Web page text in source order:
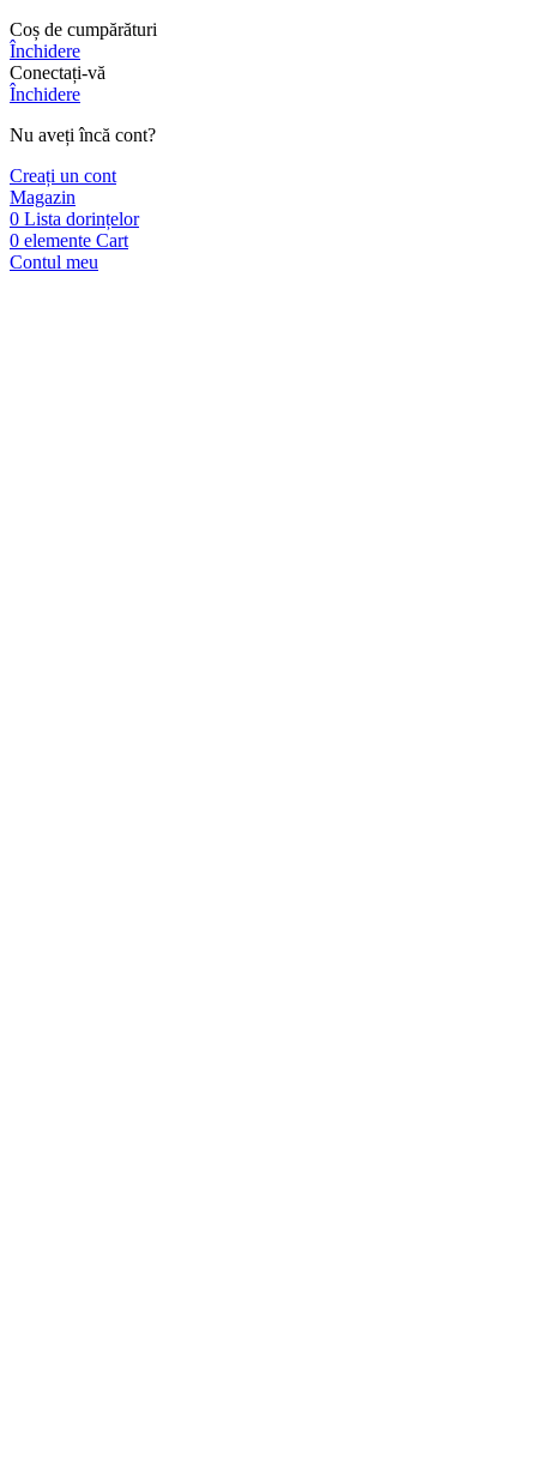
Coș de cumpărături
Închidere
Conectați-vă
Închidere
Nu aveți încă cont?
Creați un cont
Magazin
0 Lista dorințelor
0 elemente Cart
Contul meu